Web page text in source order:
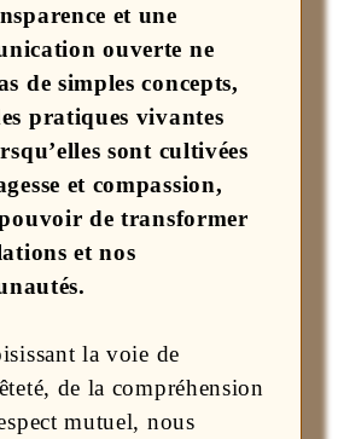
et une
ouverte ne
de simples concepts,
pratiques vivantes
sont cultivées
et compassion,
de transformer
et nos
la voie de
de la compréhension
mutuel, nous